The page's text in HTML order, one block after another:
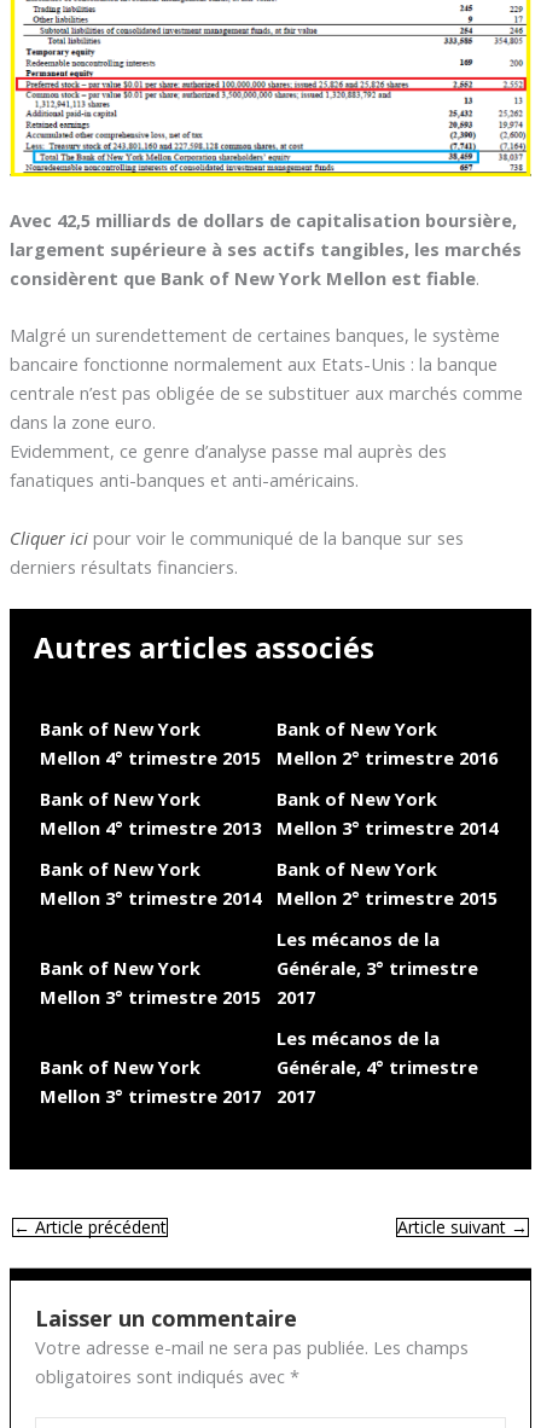
Avec 42,5 milliards de dollars de capitalisation boursière,
largement supérieure à ses actifs tangibles, les marchés
considèrent que Bank of New York Mellon est fiable.
Malgré un surendettement de certaines banques, le système
bancaire fonctionne normalement aux Etats-Unis : la banque
centrale n’est pas obligée de se substituer aux marchés comme
dans la zone euro.
Evidemment, ce genre d’analyse passe mal auprès des
fanatiques anti-banques et anti-américains.
Cliquer icipour voir le communiqué de la banque sur ses
derniers résultats financiers.
Autres articles associés
Bank of New York
Mellon 4° trimestre 2015
Bank of New York
Mellon 2° trimestre 2016
Bank of New York
Mellon 4° trimestre 2013
Bank of New York
Mellon 3° trimestre 2014
Bank of New York
Mellon 3° trimestre 2014
Bank of New York
Mellon 2° trimestre 2015
Bank of New York
Mellon 3° trimestre 2015
Les mécanos de la
Générale, 3° trimestre
2017
Bank of New York
Mellon 3° trimestre 2017
Les mécanos de la
Générale, 4° trimestre
2017
←Article précédent Article suivant→
Laisser un commentaire
Votre adresse e-mail ne sera pas publiée. Les champs
obligatoires sont indiqués avec *